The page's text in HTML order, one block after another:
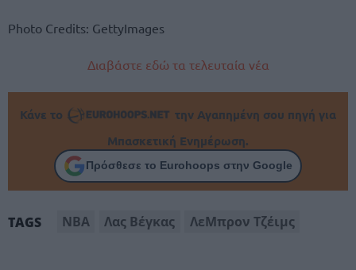
Photo Credits: GettyImages
Διαβάστε εδώ τα τελευταία νέα
Κάνε το
την Αγαπημένη σου πηγή για
Μπασκετική Ενημέρωση.
Πρόσθεσε το Eurohoops στην Google
TAGS NBA Λας Βέγκας ΛεΜπρον Τζέιμς